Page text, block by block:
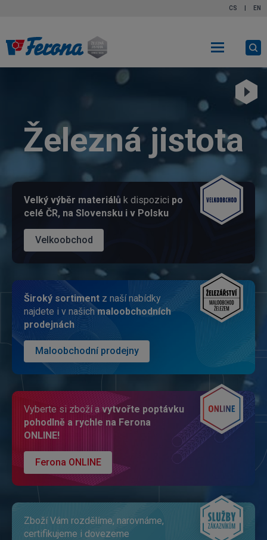
CS EN
FERONA
a.s.
Železná jistota
video
Velký výběr materiálů k dispozici po
celé ČR, na Slovensku i v Polsku
Velkoobchod
Široký sorti­ment z naší nabídky
najdete i v našichmalo­obchodních
prodejnách
Maloobchodní prodejny
Vyberte si zboží a vytvořte poptávku
pohodlně a rychle na Ferona
ONLINE!
Ferona ONLINE
Zboží Vám rozdělíme, narovnáme,
certifikujeme i dovezeme